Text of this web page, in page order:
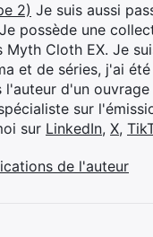
2) Je suis aussi
possède une
Myth Cloth EX. Je
et de séries, j'ai
l'auteur d'un
sur
sur LinkedIn, X,
de l'auteur